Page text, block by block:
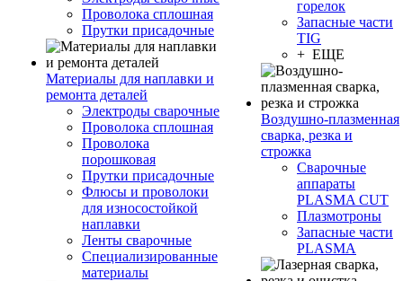
Проволока сплошная
Прутки присадочные
Материалы для наплавки и
ремонта деталей
Электроды сварочные
Проволока сплошная
Проволока
порошковая
Прутки присадочные
Флюсы и проволоки
для износостойкой
наплавки
Ленты сварочные
Специализированные
материалы
горелок
Запасные части
TIG
+ ЕЩЕ
Воздушно-плазменная
сварка, резка и
строжка
Сварочные
аппараты
PLASMA CUT
Плазмотроны
Запасные части
PLASMA